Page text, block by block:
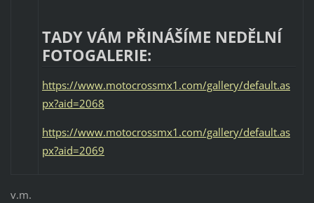
TADY VÁM PŘINÁŠÍME NEDĚLNÍ
FOTOGALERIE:
https://www.motocrossmx1.com/gallery/default.as
px?aid=2068
https://www.motocrossmx1.com/gallery/default.as
px?aid=2069
v.m.